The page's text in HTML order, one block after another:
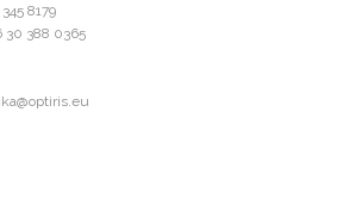
8179
30 388 0365